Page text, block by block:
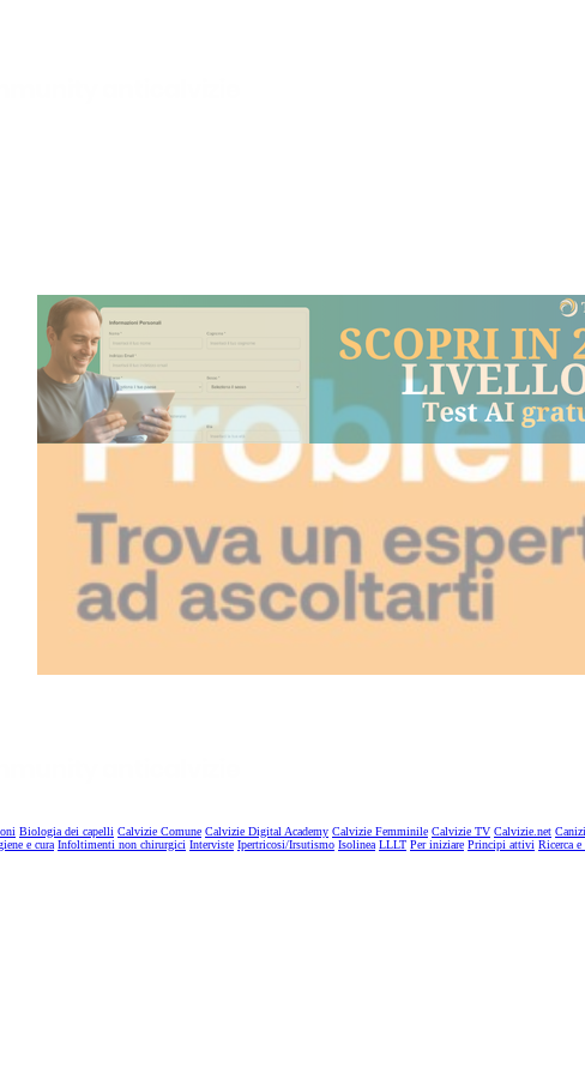
Biologia dei capelli Calvizie Comune Calvizie Digital Academy Calvizie Femminile Calvizie TV Calvizie.net
e cura Infoltimenti non chirurgici Interviste Ipertricosi/Irsutismo Isolinea LLLT Per iniziare Principi attivi Ricerca